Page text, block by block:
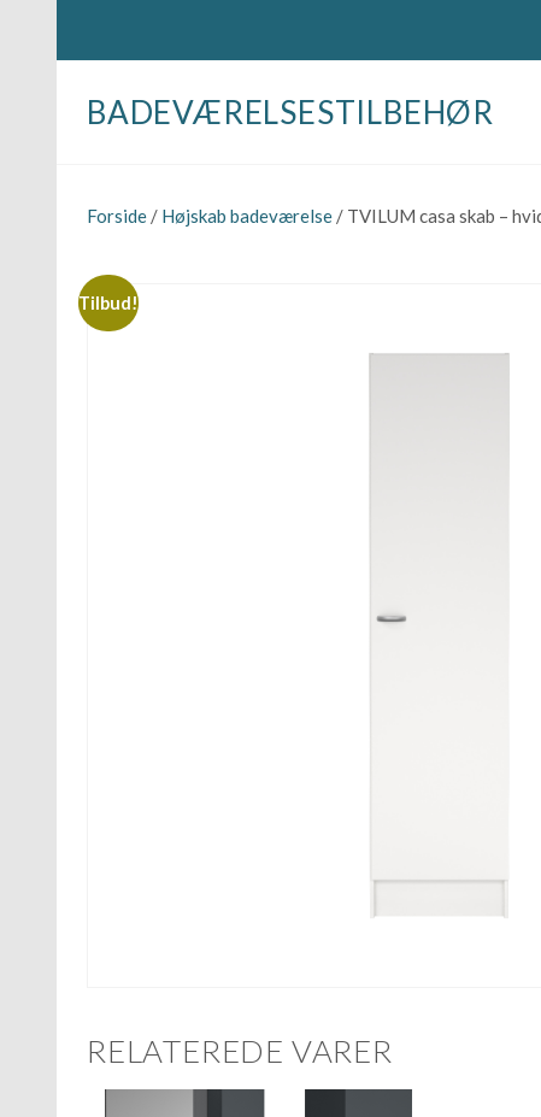
BADEVÆRELSESTILBEHØR
Forside / Højskab badeværelse / TVILUM casa skab –
Tilbud!
RELATEREDE VARER